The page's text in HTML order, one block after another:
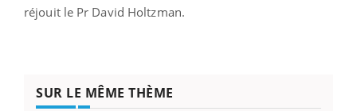
réjouit le Pr David Holtzman.
SUR LE MÊME THÈME